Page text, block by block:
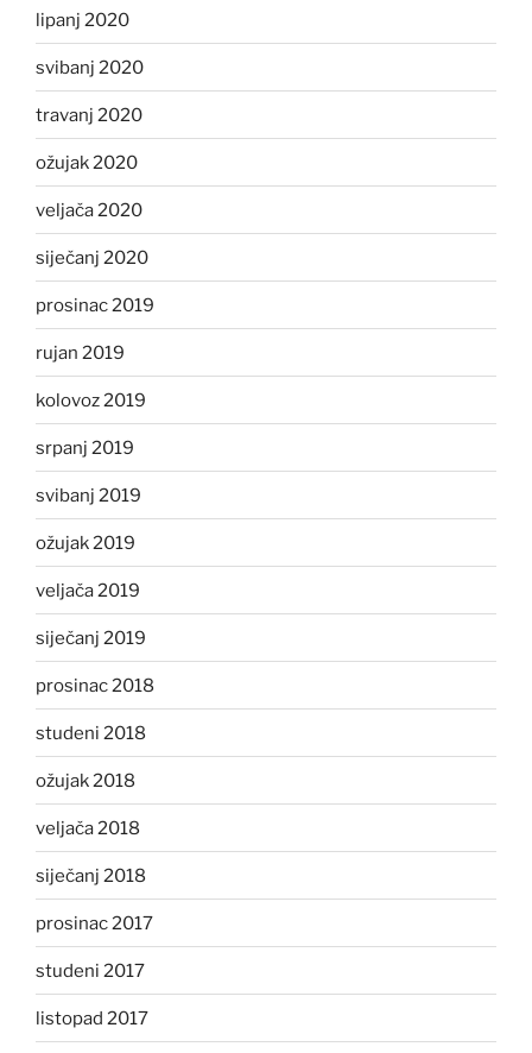
lipanj 2020
svibanj 2020
travanj 2020
ožujak 2020
veljača 2020
siječanj 2020
prosinac 2019
rujan 2019
kolovoz 2019
srpanj 2019
svibanj 2019
ožujak 2019
veljača 2019
siječanj 2019
prosinac 2018
studeni 2018
ožujak 2018
veljača 2018
siječanj 2018
prosinac 2017
studeni 2017
listopad 2017